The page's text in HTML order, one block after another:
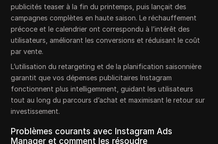
publicités teaser à la fin du printemps, puis lançait des
campagnes complètes en haute saison. Le réchauffement
précoce et le calendrier ont correspondu à l’intérêt des
utilisateurs, améliorant les conversions et réduisant le coût
par vente.
L’utilisation du retargeting et de la planification saisonnière
garantit que vos dépenses publicitaires Instagram
fonctionnent plus intelligemment, guidant les utilisateurs
tout au long du parcours d’achat et maximisant le retour sur
investissement.
Problèmes courants avec Instagram Ads
Manager et comment les résoudre